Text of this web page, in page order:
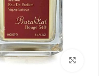
بزرگنمایی تصویر